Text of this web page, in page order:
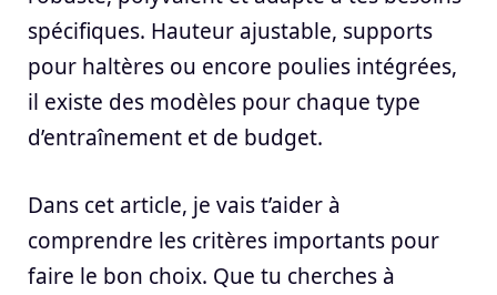
spécifiques. Hauteur ajustable, supports
pour haltères ou encore poulies intégrées,
il existe des modèles pour chaque type
d’entraînement et de budget.
Dans cet article, je vais t’aider à
comprendre les critères importants pour
faire le bon choix. Que tu cherches à